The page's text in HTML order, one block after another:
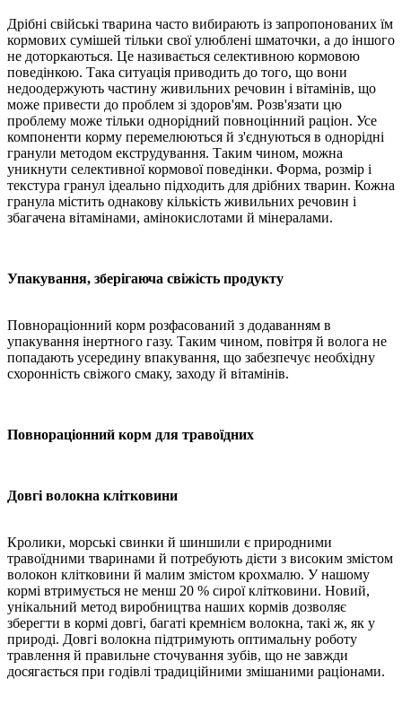
Дрібні свійські тварина часто вибирають із запропонованих їм
кормових сумішей тільки свої улюблені шматочки, а до іншого
не доторкаються. Це називається селективною кормовою
поведінкою. Така ситуація приводить до того, що вони
недоодержують частину живильних речовин і вітамінів, що
може привести до проблем зі здоров'ям. Розв'язати цю
проблему може тільки однорідний повноцінний раціон. Усе
компоненти корму перемелюються й з'єднуються в однорідні
гранули методом екструдування. Таким чином, можна
уникнути селективної кормової поведінки. Форма, розмір і
текстура гранул ідеально підходить для дрібних тварин. Кожна
гранула містить однакову кількість живильних речовин і
збагачена вітамінами, амінокислотами й мінералами.
Упакування, зберігаюча свіжість продукту
Повнораціонний корм розфасований з додаванням в
упакування інертного газу. Таким чином, повітря й волога не
попадають усередину впакування, що забезпечує необхідну
схоронність свіжого смаку, заходу й вітамінів.
Повнораціонний корм для травоїдних
Довгі волокна клітковини
Кролики, морські свинки й шиншили є природними
травоїдними тваринами й потребують дієти з високим змістом
волокон клітковини й малим змістом крохмалю. У нашому
кормі втримується не менш 20 % сирої клітковини. Новий,
унікальний метод виробництва наших кормів дозволяє
зберегти в кормі довгі, багаті кремнієм волокна, такі ж, як у
природі. Довгі волокна підтримують оптимальну роботу
травлення й правильне сточування зубів, що не завжди
досягається при годівлі традиційними змішаними раціонами.